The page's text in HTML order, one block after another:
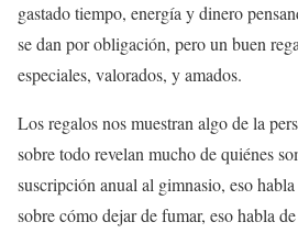
gastado tiempo, energía y dinero
se dan por obligación, pero un buen
especiales, valorados, y amados.
Los regalos nos muestran algo de la
sobre todo revelan mucho de quiénes
suscripción anual al gimnasio, eso
sobre cómo dejar de fumar, eso habla